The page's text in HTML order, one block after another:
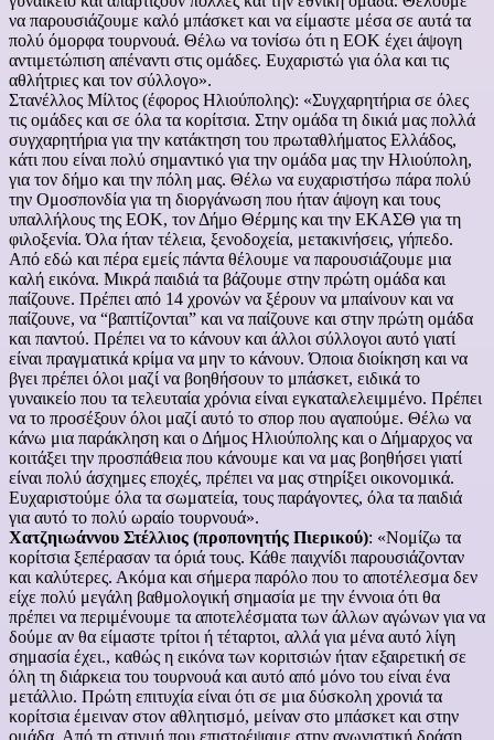
να παρουσιάζουμε καλό μπάσκετ και να είμαστε μέσα σε αυτά τα
πολύ όμορφα τουρνουά. Θέλω να τονίσω ότι η ΕΟΚ έχει άψογη
αντιμετώπιση απέναντι στις ομάδες. Ευχαριστώ για όλα και τις
αθλήτριες και τον σύλλογο».
Στανέλλος Μίλτος (έφορος Ηλιούπολης): «Συγχαρητήρια σε όλες
τις ομάδες και σε όλα τα κορίτσια. Στην ομάδα τη δικιά μας πολλά
συγχαρητήρια για την κατάκτηση του πρωταθλήματος Ελλάδος,
κάτι που είναι πολύ σημαντικό για την ομάδα μας την Ηλιούπολη,
για τον δήμο και την πόλη μας. Θέλω να ευχαριστήσω πάρα πολύ
την Ομοσπονδία για τη διοργάνωση που ήταν άψογη και τους
υπαλλήλους της ΕΟΚ, τον Δήμο Θέρμης και την ΕΚΑΣΘ για τη
φιλοξενία. Όλα ήταν τέλεια, ξενοδοχεία, μετακινήσεις, γήπεδο.
Από εδώ και πέρα εμείς πάντα θέλουμε να παρουσιάζουμε μια
καλή εικόνα. Μικρά παιδιά τα βάζουμε στην πρώτη ομάδα και
παίζουνε. Πρέπει από 14 χρονών να ξέρουν να μπαίνουν και να
παίζουνε, να “βαπτίζονται” και να παίζουνε και στην πρώτη ομάδα
και παντού. Πρέπει να το κάνουν και άλλοι σύλλογοι αυτό γιατί
είναι πραγματικά κρίμα να μην το κάνουν. Όποια διοίκηση και να
βγει πρέπει όλοι μαζί να βοηθήσουν το μπάσκετ, ειδικά το
γυναικείο που τα τελευταία χρόνια είναι εγκαταλελειμμένο. Πρέπει
να το προσέξουν όλοι μαζί αυτό το σπορ που αγαπούμε. Θέλω να
κάνω μια παράκληση και ο Δήμος Ηλιούπολης και ο Δήμαρχος να
κοιτάξει την προσπάθεια που κάνουμε και να μας βοηθήσει γιατί
είναι πολύ άσχημες εποχές, πρέπει να μας στηρίξει οικονομικά.
Ευχαριστούμε όλα τα σωματεία, τους παράγοντες, όλα τα παιδιά
για αυτό το πολύ ωραίο τουρνουά».
Χατζηιωάννου Στέλλιος (προπονητής Πιερικού): «Νομίζω τα
κορίτσια ξεπέρασαν τα όριά τους. Κάθε παιχνίδι παρουσιάζονταν
και καλύτερες. Ακόμα και σήμερα παρόλο που το αποτέλεσμα δεν
είχε πολύ μεγάλη βαθμολογική σημασία με την έννοια ότι θα
πρέπει να περιμένουμε τα αποτελέσματα των άλλων αγώνων για να
δούμε αν θα είμαστε τρίτοι ή τέταρτοι, αλλά για μένα αυτό λίγη
σημασία έχει., καθώς η εικόνα των κοριτσιών ήταν εξαιρετική σε
όλη τη διάρκεια του τουρνουά και αυτό από μόνο του είναι ένα
μετάλλιο. Πρώτη επιτυχία είναι ότι σε μια δύσκολη χρονιά τα
κορίτσια έμειναν στον αθλητισμό, μείναν στο μπάσκετ και στην
ομάδα. Από τη στιγμή που επιστρέψαμε στην αγωνιστική δράση